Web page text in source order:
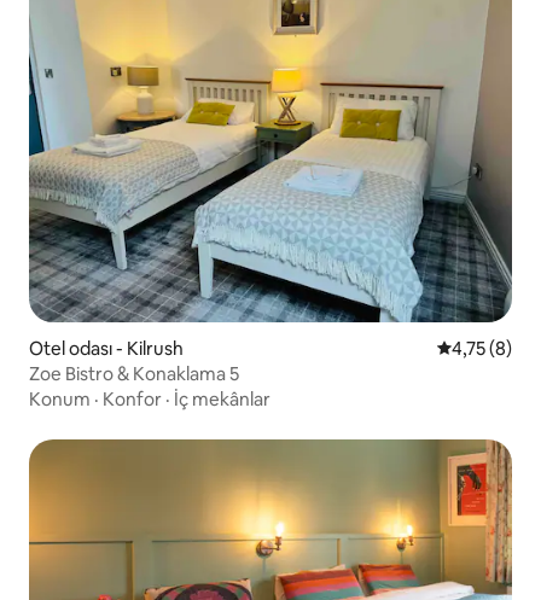
Otel odası - Kilrush 5 üzerinden
4,75 (8)
Zoe Bistro & Konaklama 5
Konum · Konfor · İç mekânlar